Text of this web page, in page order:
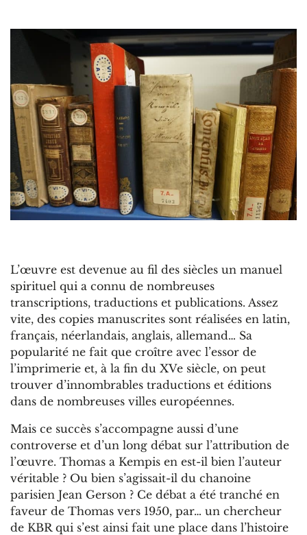
L’œuvre est devenue au fil des siècles un manuel
spirituel qui a connu de nombreuses
transcriptions, traductions et publications. Assez
vite, des copies manuscrites sont réalisées en latin,
français, néerlandais, anglais, allemand… Sa
popularité ne fait que croître avec l’essor de
l’imprimerie et, à la fin du XVe siècle, on peut
trouver d’innombrables traductions et éditions
dans de nombreuses villes européennes.
Mais ce succès s’accompagne aussi d’une
controverse et d’un long débat sur l’attribution de
l’œuvre. Thomas a Kempis en est-il bien l’auteur
véritable ? Ou bien s’agissait-il du chanoine
parisien Jean Gerson ? Ce débat a été tranché en
faveur de Thomas vers 1950, par… un chercheur
de KBR qui s’est ainsi fait une place dans l’histoire